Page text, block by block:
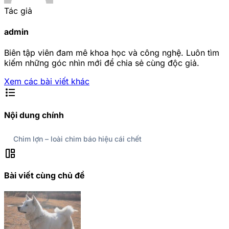
Tác giả
admin
Biên tập viên đam mê khoa học và công nghệ. Luôn tìm
kiếm những góc nhìn mới để chia sẻ cùng độc giả.
Xem các bài viết khác
format_list_bulleted
Nội dung chính
Chim lợn – loài chim báo hiệu cái chết
auto_awesome_mosaic
Bài viết cùng chủ đề